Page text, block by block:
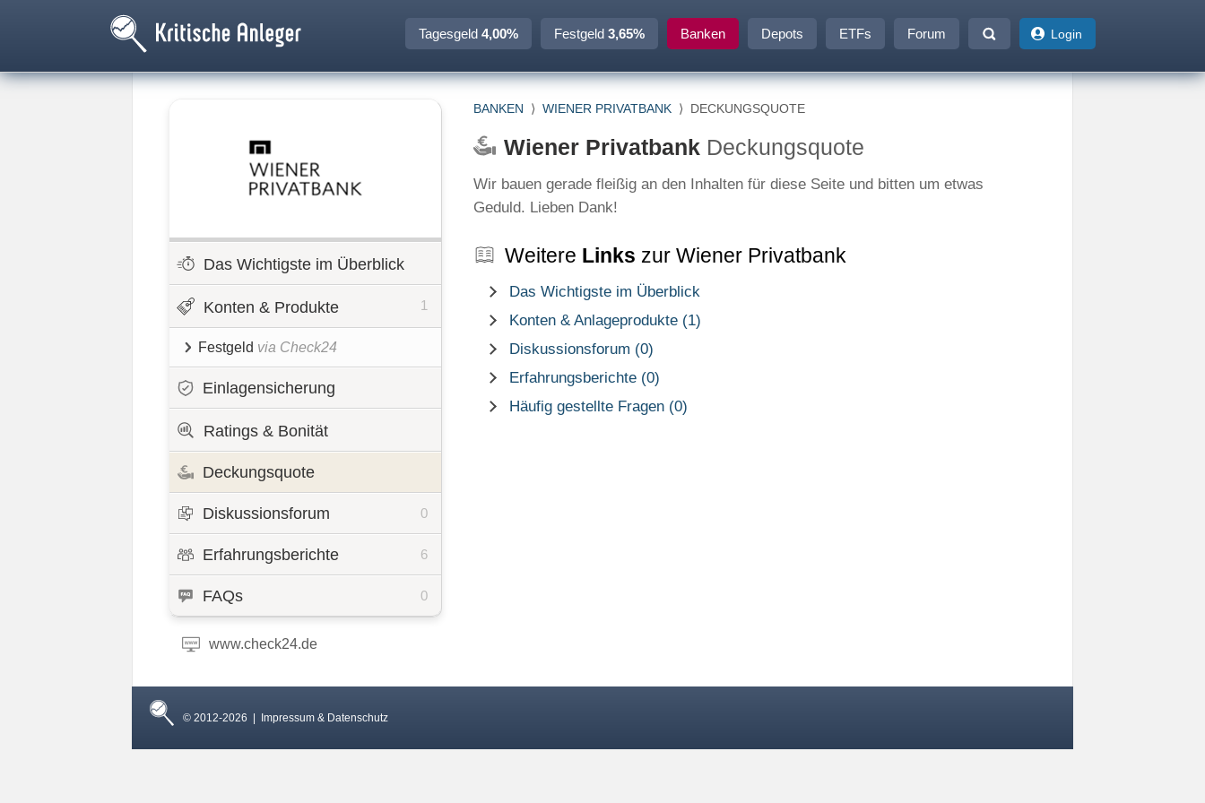
Tagesgeld 4,00% Festgeld 3,65% Banken Depots ETFs Forum Login
Das Wichtigste im Überblick
Konten & Produkte 1
Festgeld via Check24
Einlagensicherung
Ratings & Bonität
Deckungsquote
Diskussionsforum 0
Erfahrungsberichte 6
FAQs 0
www.check24.de
BANKEN ⟩ WIENER PRIVATBANK ⟩ DECKUNGSQUOTE
Wiener Privatbank Deckungsquote
Wir bauen gerade fleißig an den Inhalten für diese Seite und bitten um etwas
Geduld. Lieben Dank!
Weitere Links zur Wiener Privatbank
Das Wichtigste im Überblick
Konten & Anlageprodukte (1)
Diskussionsforum (0)
Erfahrungsberichte (0)
Häufig gestellte Fragen (0)
© 2012-2026 | Impressum & Datenschutz